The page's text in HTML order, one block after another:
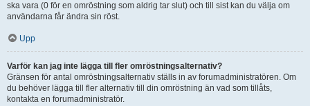
ska vara (0 för en omröstning som aldrig tar slut) och till sist kan du välja om
användarna får ändra sin röst.
Upp
Varför kan jag inte lägga till fler omröstningsalternativ?
Gränsen för antal omröstningsalternativ ställs in av forumadministratören. Om
du behöver lägga till fler alternativ till din omröstning än vad som tillåts,
kontakta en forumadministratör.